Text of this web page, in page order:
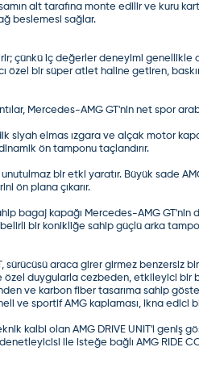
alt tarafına monte edilir ve kuru
beslemesi sağlar.
çünkü iç değerler deneyimi
özel bir süper atlet haline getiren,
Mercedes-AMG GT'nin net spor
siyah elmas ızgara ve alçak motor
ön tamponu taçlandırır.
bir etki yaratır. Büyük sade
ön plana çıkarır.
bagaj kapağı Mercedes-AMG GT'nin
bir konikliğe sahip güçlü arka
araca girer girmez benzersiz
duygularla cezbeden, etkileyici bir
ve karbon fiber tasarıma sahip
ve sportif AMG kaplaması, ikna edici
kalbi olan AMG DRIVE UNIT'i geniş
ile isteğe bağlı AMG RIDE